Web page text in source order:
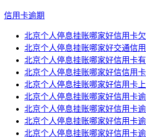
信用卡逾期
北京个人停息挂账哪家好信用卡
北京个人停息挂账哪家好交通信
北京个人停息挂账哪家好信用卡
北京个人停息挂账哪家好信信用
北京个人停息挂账哪家好信用卡
北京个人停息挂账哪家好信用卡
北京个人停息挂账哪家好信用卡
北京个人停息挂账哪家好信用卡
北京个人停息挂账哪家好信用卡